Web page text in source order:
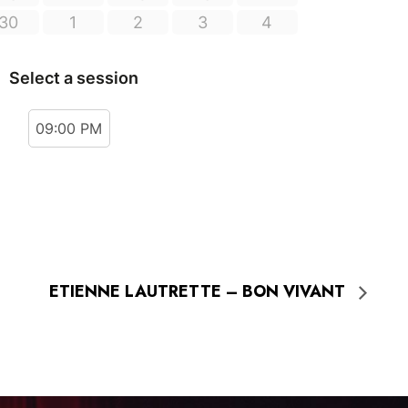
ETIENNE LAUTRETTE – BON VIVANT